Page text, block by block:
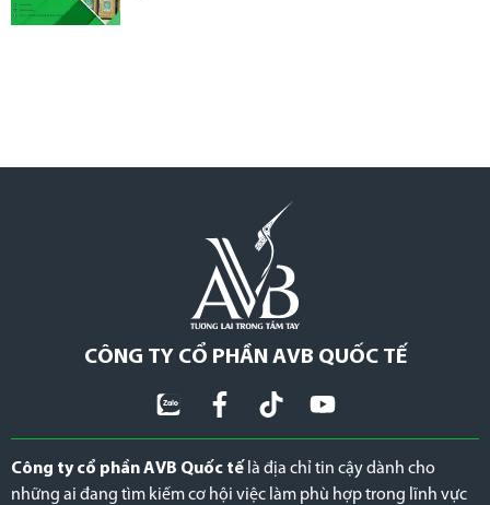
CÔNG TY CỔ PHẦN AVB QUỐC TẾ
Công ty cổ phần AVB Quốc tế là địa chỉ tin cậy dành cho
những ai đang tìm kiếm cơ hội việc làm phù hợp trong lĩnh vực